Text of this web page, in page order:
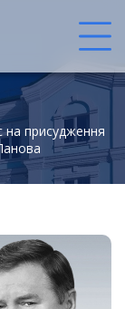
на присудження